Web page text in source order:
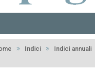
Indici Indici annuali